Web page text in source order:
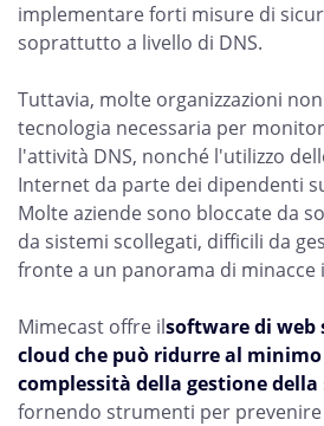
implementare forti misure di
soprattutto a livello di DNS.
Tuttavia, molte organizzazioni
tecnologia necessaria per
l'attività DNS, nonché l'utilizzo
Internet da parte dei dipendenti
Molte aziende sono bloccate da
da sistemi scollegati, difficili da
fronte a un panorama di minacce
Mimecast offre ilsoftware di web
cloud che può ridurre al minimo
complessità della gestione della
fornendo strumenti per